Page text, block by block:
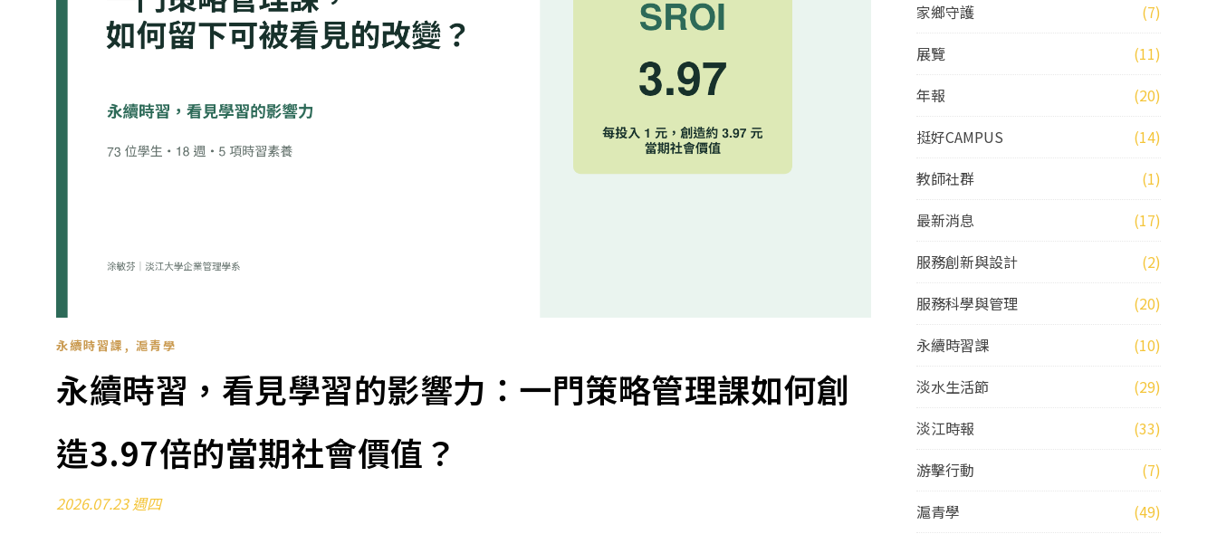
永續時習課 , 滬青學
永續時習，看見學習的影響力：一門策略管理課如何創
造3.97倍的當期社會價值？
2026.07.23 週四
家鄉守護
(7)
展覽
(11)
年報
(20)
挺好CAMPUS
(14)
教師社群
(1)
最新消息
(17)
服務創新與設計
(2)
服務科學與管理
(20)
永續時習課
(10)
淡水生活節
(29)
淡江時報
(33)
游擊行動
(7)
滬青學
(49)